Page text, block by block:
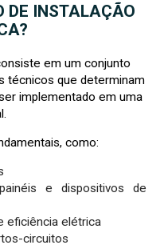
DE INSTALAÇÃO
em um conjunto
técnicos que determinam
implementado em uma
como:
e dispositivos de
eficiência elétrica
circuitos